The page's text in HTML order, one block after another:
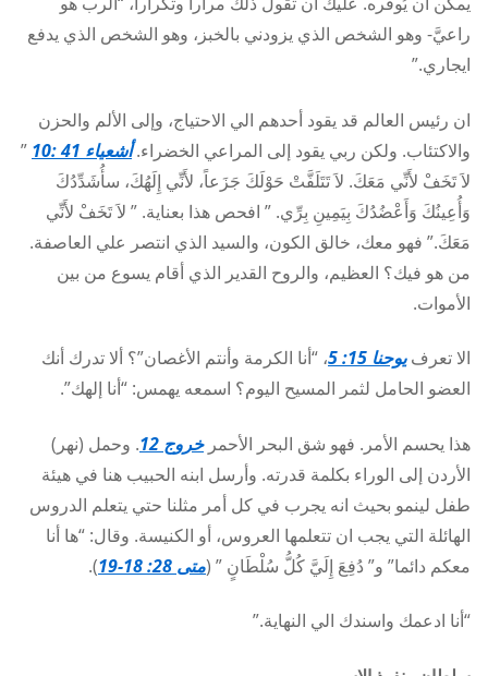
راعيَّ- وهو الشخص الذي يزودني بالخبز، وهو الشخص الذي يدفع
ايجاري.”
ان رئيس العالم قد يقود أحدهم الي الاحتياج، وإلى الألم والحزن
والاكتئاب. ولكن ربي يقود إلى المراعي الخضراء.أشعياء 41 :10
”
لاَ تَخَفْ لأَنِّي مَعَكَ. لاَ تَتَلَفَّتْ حَوْلَكَ جَزَعاً، لأَنِّي إِلَهُكَ، سأُشَدِّدُكَ
وَأُعِينُكَ وَأَعْضُدُكَ بِيَمِينِ بِرِّي. ” افحص هذا بعناية. ” لاَ تَخَفْ لأَنِّي
مَعَكَ.” فهو معك، خالق الكون، والسيد الذي انتصر علي العاصفة.
من هو فيك؟ العظيم، والروح القدير الذي أقام يسوع من بين
الأموات.
الا تعرفيوحنا 15: 5
، “أنا الكرمة وأنتم الأغصان”؟ ألا تدرك أنك
العضو الحامل لثمر المسيح اليوم؟ اسمعه يهمس: “أنا إلهك”.
هذا يحسم الأمر. فهو شق البحر الأحمرخروج 12
. وحمل (نهر)
الأردن إلى الوراء بكلمة قدرته. وأرسل ابنه الحبيب هنا في هيئة
طفل لينمو بحيث انه يجرب في كل أمر مثلنا حتي يتعلم الدروس
الهائلة التي يجب ان تتعلمها العروس، أو الكنيسة. وقال: “ها أنا
معكم دائما” و” دُفِعَ إِلَيَّ كُلُّ سُلْطَانٍ ” (متى 28: 18-19 ).
“أنا ادعمك واسندك الي النهاية.”